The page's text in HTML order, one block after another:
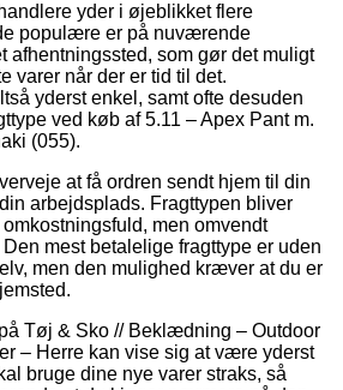
yder i øjeblikket flere
populære er på nuværende
afhentningssted, som gør det muligt
varer når der er tid til det.
yderst enkel, samt ofte desuden
ved køb af 5.11 – Apex Pant m.
(055).
at få ordren sendt hjem til din
arbejdsplads. Fragttypen bliver
men omvendt
mest betalelige fragttype er uden
men den mulighed kræver at du er
Tøj & Sko // Beklædning – Outdoor
– Herre kan vise sig at være yderst
bruge dine nye varer straks, så